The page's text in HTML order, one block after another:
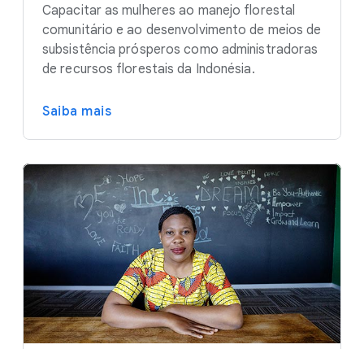
Capacitar as mulheres ao manejo florestal
comunitário e ao desenvolvimento de meios de
subsistência prósperos como administradoras
de recursos florestais da Indonésia.
Saiba mais